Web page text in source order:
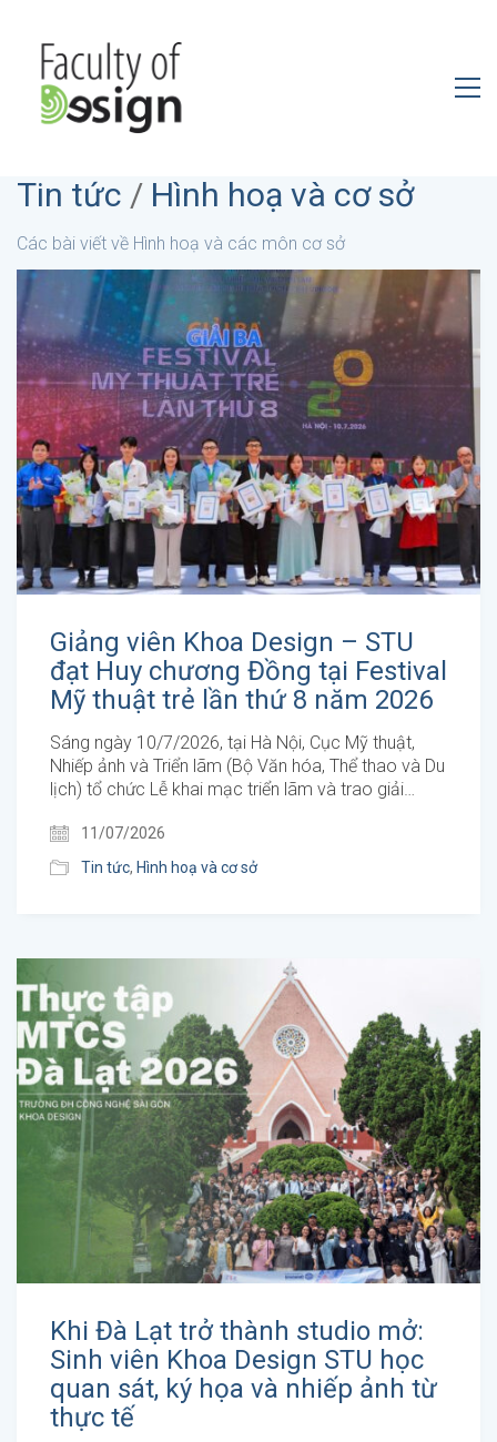
Tin tức / Hình hoạ và cơ sở
Các bài viết về Hình hoạ và các môn cơ sở
Giảng viên Khoa Design – STU
đạt Huy chương Đồng tại Festival
Mỹ thuật trẻ lần thứ 8 năm 2026
Sáng ngày 10/7/2026, tại Hà Nội, Cục Mỹ thuật,
Nhiếp ảnh và Triển lãm (Bộ Văn hóa, Thể thao và Du
lịch) tổ chức Lễ khai mạc triển lãm và trao giải…
11/07/2026
Tin tức, Hình hoạ và cơ sở
Khi Đà Lạt trở thành studio mở:
Sinh viên Khoa Design STU học
quan sát, ký họa và nhiếp ảnh từ
thực tế